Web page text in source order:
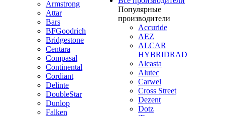
Armstrong
Attar
Bars
BFGoodrich
Bridgestone
Centara
Compasal
Continental
Cordiant
Delinte
DoubleStar
Dunlop
Falken
Популярные
производители
Accuride
AEZ
ALCAR
HYBRIDRAD
Alcasta
Alutec
Carwel
Cross Street
Dezent
Dotz